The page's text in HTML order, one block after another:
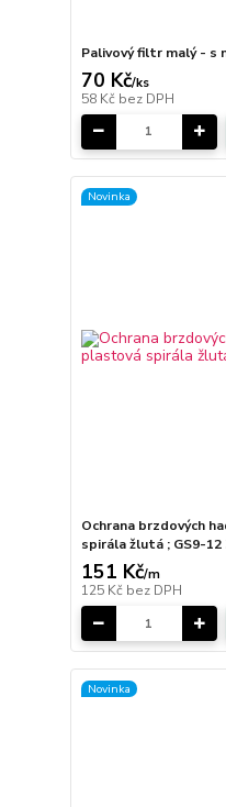
Palivový filtr malý - s
70 Kč/ks
58 Kč bez DPH
Novinka
Ochrana brzdových
spirála žlutá ; GS9-12
151 Kč/m
125 Kč bez DPH
Novinka